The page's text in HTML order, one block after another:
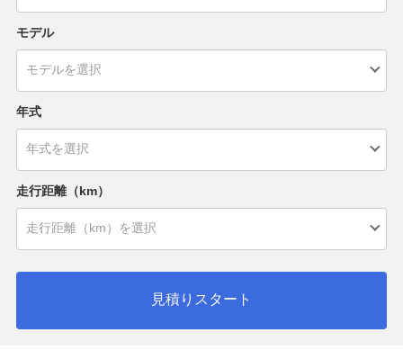
モデル
年式
走行距離（km）
見積りスタート